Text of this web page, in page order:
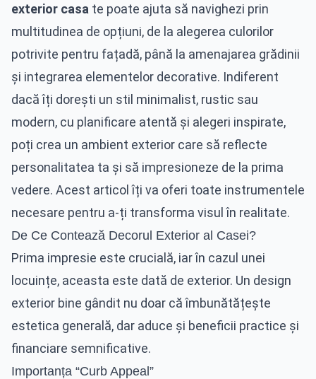
exterior casa te poate ajuta să navighezi prin
multitudinea de opțiuni, de la alegerea culorilor
potrivite pentru fațadă, până la amenajarea grădinii
și integrarea elementelor decorative. Indiferent
dacă îți dorești un stil minimalist, rustic sau
modern, cu planificare atentă și alegeri inspirate,
poți crea un ambient exterior care să reflecte
personalitatea ta și să impresioneze de la prima
vedere. Acest articol îți va oferi toate instrumentele
necesare pentru a-ți transforma visul în realitate.
De Ce Contează Decorul Exterior al Casei?
Prima impresie este crucială, iar în cazul unei
locuințe, aceasta este dată de exterior. Un design
exterior bine gândit nu doar că îmbunătățește
estetica generală, dar aduce și beneficii practice și
financiare semnificative.
Importanța “Curb Appeal”